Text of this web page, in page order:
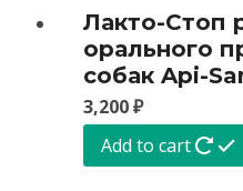
Лакто-Стоп
орального
собак Api-
3,200₽
Add to cart